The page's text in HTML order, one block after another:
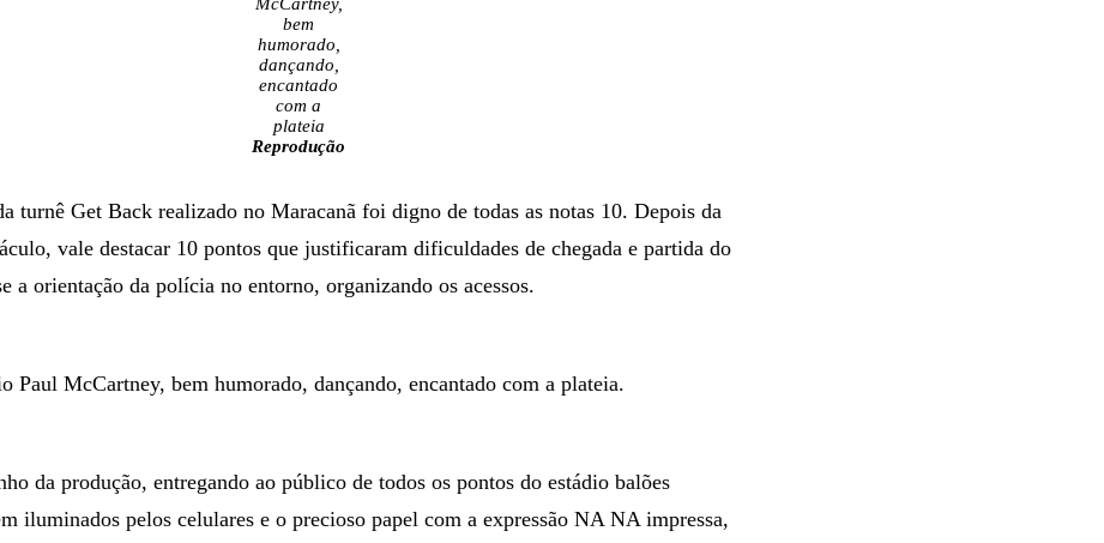
bem
humorado,
dançando,
encantado
com a
plateia
Reprodução
turnê Get Back realizado no Maracanã foi digno de todas as notas 10. Depois da
vale destacar 10 pontos que justificaram dificuldades de chegada e partida do
a orientação da polícia no entorno, organizando os acessos.
Paul McCartney, bem humorado, dançando, encantado com a plateia.
da produção, entregando ao público de todos os pontos do estádio balões
iluminados pelos celulares e o precioso papel com a expressão NA NA impressa,